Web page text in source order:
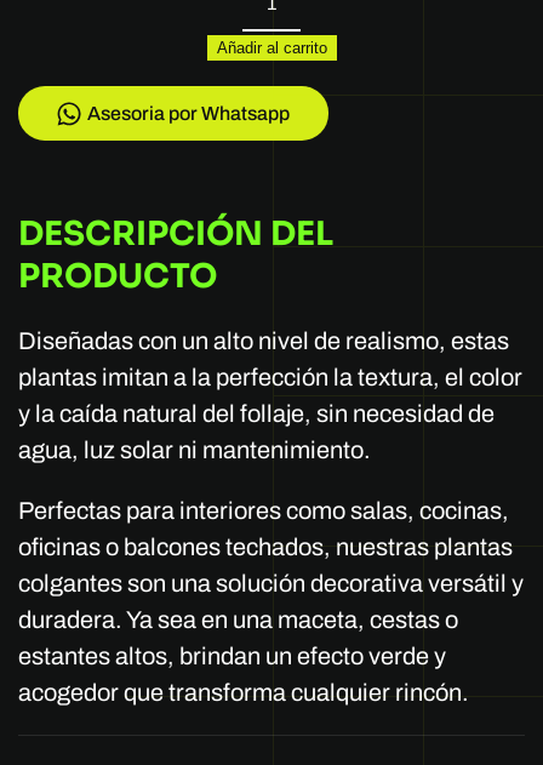
de
Techo
Lavanda
cantidad
Añadir al carrito
Asesoria por Whatsapp
DESCRIPCIÓN DEL
PRODUCTO
Diseñadas con un alto nivel de realismo, estas
plantas imitan a la perfección la textura, el color
y la caída natural del follaje, sin necesidad de
agua, luz solar ni mantenimiento.
Perfectas para interiores como salas, cocinas,
oficinas o balcones techados, nuestras plantas
colgantes son una solución decorativa versátil y
duradera. Ya sea en una maceta, cestas o
estantes altos, brindan un efecto verde y
acogedor que transforma cualquier rincón.